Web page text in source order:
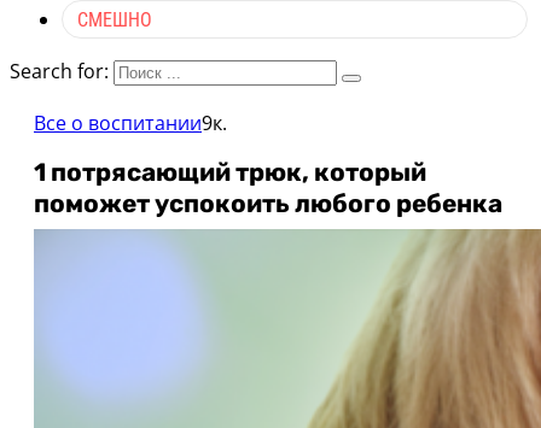
СМЕШНО
Search for:
Все о воспитании9к.
1 потрясающий трюк, который
поможет успокоить любого ребенка